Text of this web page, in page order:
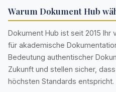
Warum Dokument Hub
Dokument Hub ist seit 2015 Ihr
für akademische
Bedeutung authentischer
Zukunft und stellen sicher,
höchsten Standards entspricht.